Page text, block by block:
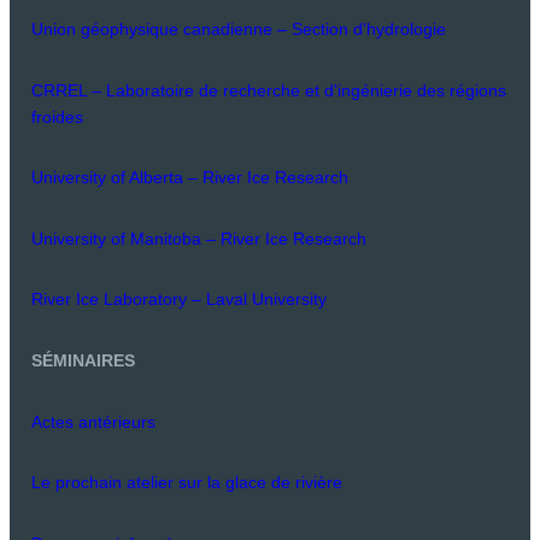
Union géophysique canadienne – Section d'hydrologie
CRREL – Laboratoire de recherche et d'ingénierie des régions
froides
University of Alberta – River Ice Research
University of Manitoba – River Ice Research
River Ice Laboratory – Laval University
SÉMINAIRES
Actes antérieurs
Le prochain atelier sur la glace de rivière